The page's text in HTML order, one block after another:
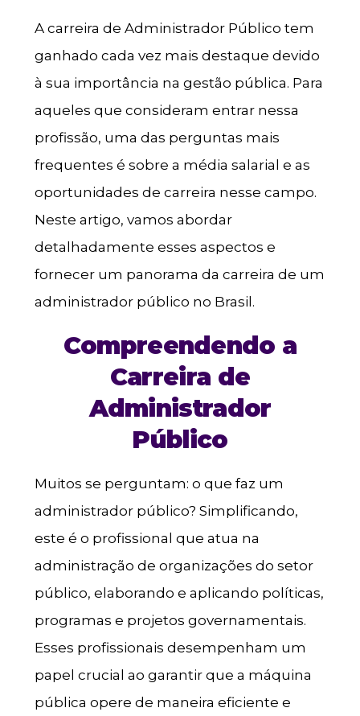
A carreira de Administrador Público tem
ganhado cada vez mais destaque devido
à sua importância na gestão pública. Para
aqueles que consideram entrar nessa
profissão, uma das perguntas mais
frequentes é sobre a média salarial e as
oportunidades de carreira nesse campo.
Neste artigo, vamos abordar
detalhadamente esses aspectos e
fornecer um panorama da carreira de um
administrador público no Brasil.
Compreendendo a
Carreira de
Administrador
Público
Muitos se perguntam: o que faz um
administrador público? Simplificando,
este é o profissional que atua na
administração de organizações do setor
público, elaborando e aplicando políticas,
programas e projetos governamentais.
Esses profissionais desempenham um
papel crucial ao garantir que a máquina
pública opere de maneira eficiente e